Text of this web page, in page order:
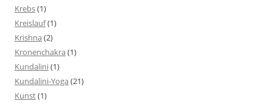
Krebs(1)
Kreislauf(1)
Krishna(2)
Kronenchakra(1)
Kundalini(1)
Kundalini-Yoga(21)
Kunst(1)